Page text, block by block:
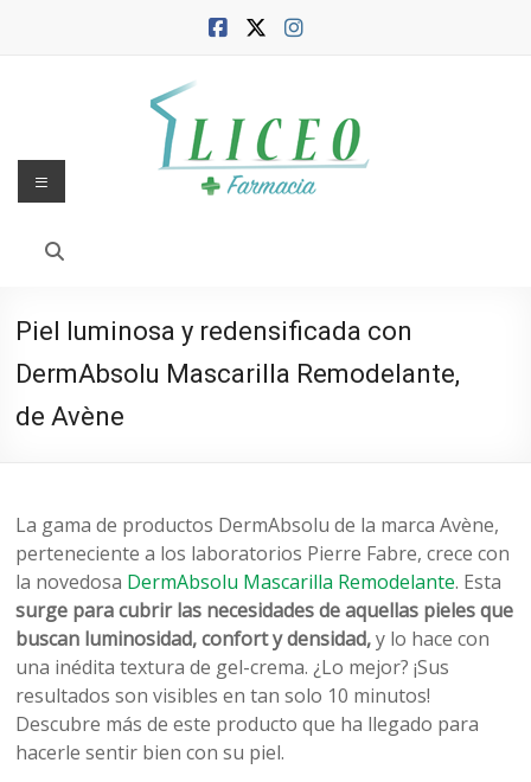
Blog
la
Farmacia
Liceo
belleza
Menú
Piel luminosa y redensificada con
DermAbsolu Mascarilla Remodelante,
de Avène
La gama de productos DermAbsolu de la marca Avène,
perteneciente a los laboratorios Pierre Fabre, crece con
la novedosa DermAbsolu Mascarilla Remodelante. Esta
surge para cubrir las necesidades de aquellas pieles que
buscan luminosidad, confort y densidad,y lo hace con
una inédita textura de gel-crema. ¿Lo mejor? ¡Sus
resultados son visibles en tan solo 10 minutos!
Descubre más de este producto que ha llegado para
hacerle sentir bien con su piel.